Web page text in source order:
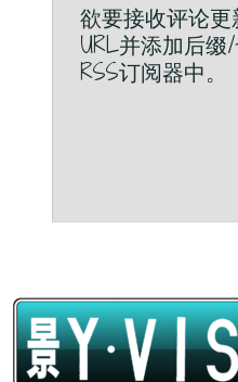
欲要接收评论
URL并添加后
RSS订阅器中。